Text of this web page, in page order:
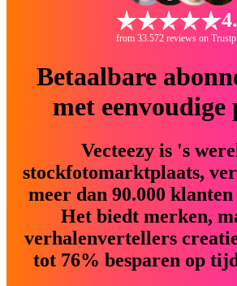
from 33.572 reviews on
Betaalbare
met
Vecteezy is 's
stockfotomarktplaats,
meer dan 90.000
Het biedt merken,
verhalenvertellers
tot 76% besparen op